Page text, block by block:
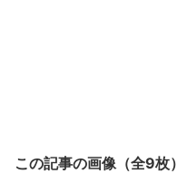
この記事の画像（全9枚）